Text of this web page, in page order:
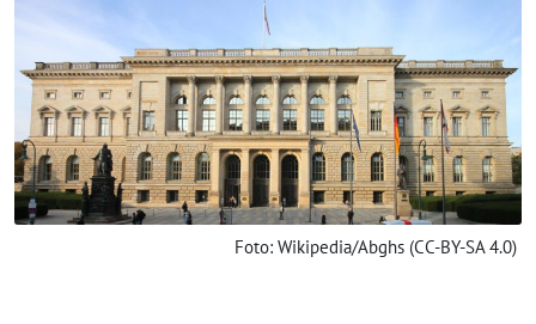
Foto: Wikipedia/Abghs (CC-BY-SA 4.0)